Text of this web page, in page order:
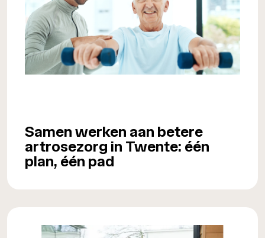
Samen werken aan betere
artrosezorg in Twente: één
plan, één pad